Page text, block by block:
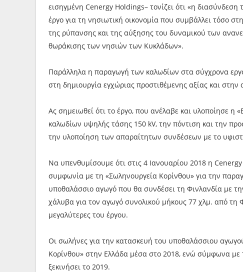
εισηγμένη Cenergy Holdings– τονίζει ότι «η
έργο για τη νησιωτική οικονομία που συμβάλλει τόσο
της ρύπανσης και της αύξησης του δυναμικού των
θωράκισης των νησιών των Κυκλάδων».
Παράλληλα η παραγωγή των καλωδίων στα σύγχρονα
στη δημιουργία εγχώριας προστιθέμενης αξίας και
Ας σημειωθεί ότι το έργο, που ανέλαβε και υλοποίησε
καλωδίων υψηλής τάσης 150 kV, την πόντιση και την
την υλοποίηση των απαραίτητων συνδέσεων με το
Να υπενθυμίσουμε ότι στις 4 Ιανουαρίου 2018 η
συμφωνία με τη «Σωληνουργεία Κορίνθου» για την
υποθαλάσσιο αγωγό που θα συνδέσει τη Φινλανδία με
χάλυβα για τον αγωγό συνολικού μήκους 77 χλμ. από τη
μεγαλύτερες του έργου.
Οι σωλήνες για την κατασκευή του υποθαλάσσιου
Κορίνθου» στην Ελλάδα μέσα στο 2018, ενώ σύμφωνα
ξεκινήσει το 2019.